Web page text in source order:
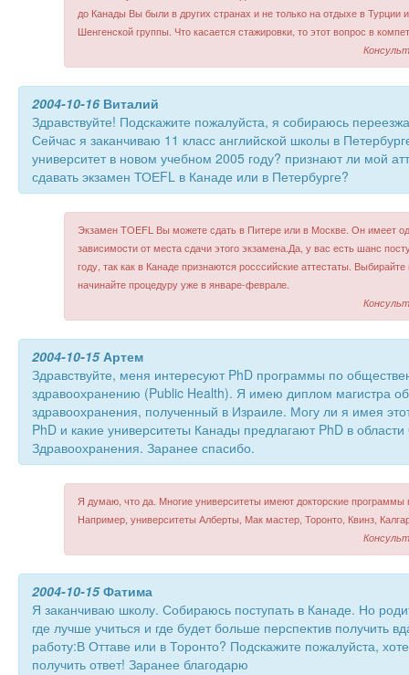
до Канады Вы были в других странах и не только на отдыхе в Турции
Шенгенской группы. Что касается стажировки, то этот вопрос в
2004-10-16 Виталий
Здравствуйте! Подскажите пожалуйста, я собираюсь
Сейчас я заканчиваю 11 класс английской школы в
университет в новом учебном 2005 году? признают ли мой
сдавать экзамен ТОЕFL в Канаде или в Петербурге?
Экзамен TOEFL Вы можете сдать в Питере или в Москве. Он имеет
зависимости от места сдачи этого экзамена.Да, у вас есть шанс
году, так как в Канаде признаются росссийские аттестаты.
начинайте процедуру уже в январе-феврале.
2004-10-15Артем
Здравствуйте, меня интересуют PhD программы по
здравоохранению (Public Health). Я имею диплом магистра
здравоохранения, полученный в Израиле. Могу ли я имея
PhD и какие университеты Канады предлагают PhD в
Здравоохранения. Заранее спасибо.
Я думаю, что да. Многие университеты имеют докторские программы
Например, университеты Алберты, Мак мастер, Торонто, Квинз,
2004-10-15Фатима
Я заканчиваю школу. Собираюсь поступать в Канаде. Но
где лучше учиться и где будет больше перспектив получить
работу:В Оттаве или в Торонто? Подскажите пожалуйста,
получить ответ! Заранее благодарю